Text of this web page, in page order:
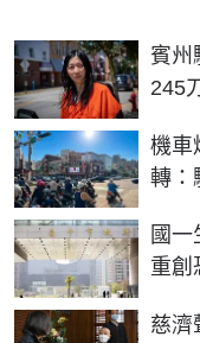
賓州
245
機車
轉：
國
重
慈濟